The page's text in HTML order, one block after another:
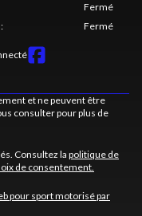
Fermé
: Fermé
et ne peuvent être
consulter pour plus de
Consultez la politique de
de consentement.
pour sport motorisé par